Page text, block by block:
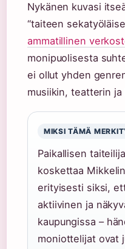
Nykänen kuvasi
“taiteen
ammatillinen
monipuolisesta
ei ollut yhden
musiikin, teatterin ja
MIKSI TÄMÄ
Paikallisen
koskettaa
erityisesti siksi,
aktiivinen ja
kaupungissa –
moniottelijat ovat